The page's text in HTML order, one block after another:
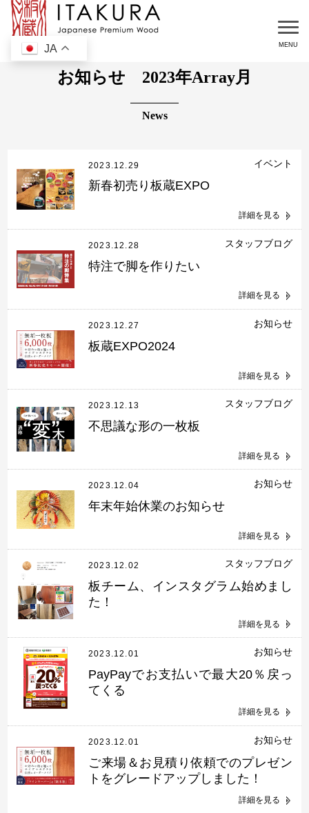
JA
お知らせ 2023年Array月
2023.12.29 イベント
新春初売り板蔵EXPO
詳細を見る
2023.12.28 スタッフブログ
特注で脚を作りたい
詳細を見る
2023.12.27 お知らせ
板蔵EXPO2024
詳細を見る
2023.12.13 スタッフブログ
不思議な形の一枚板
詳細を見る
2023.12.04 お知らせ
年末年始休業のお知らせ
詳細を見る
2023.12.02 スタッフブログ
板チーム、インスタグラム始めまし
た！
詳細を見る
2023.12.01 お知らせ
PayPayでお支払いで最大20％戻っ
てくる
詳細を見る
2023.12.01 お知らせ
ご来場＆お見積り依頼でのプレゼン
トをグレードアップしました！
詳細を見る